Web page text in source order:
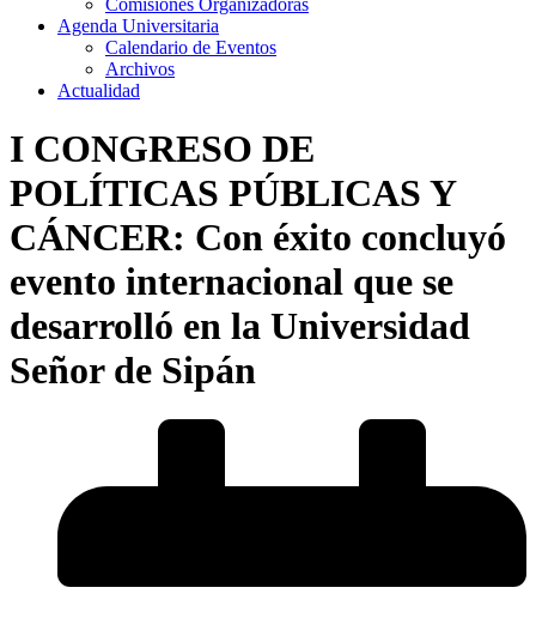
Comisiones Organizadoras
Agenda Universitaria
Calendario de Eventos
Archivos
Actualidad
I CONGRESO DE
POLÍTICAS PÚBLICAS Y
CÁNCER: Con éxito concluyó
evento internacional que se
desarrolló en la Universidad
Señor de Sipán